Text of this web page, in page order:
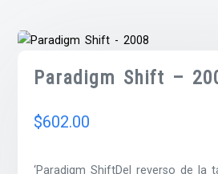
Paradigm Shift –
$602.00
‘Paradigm ShiftDel reverso de la